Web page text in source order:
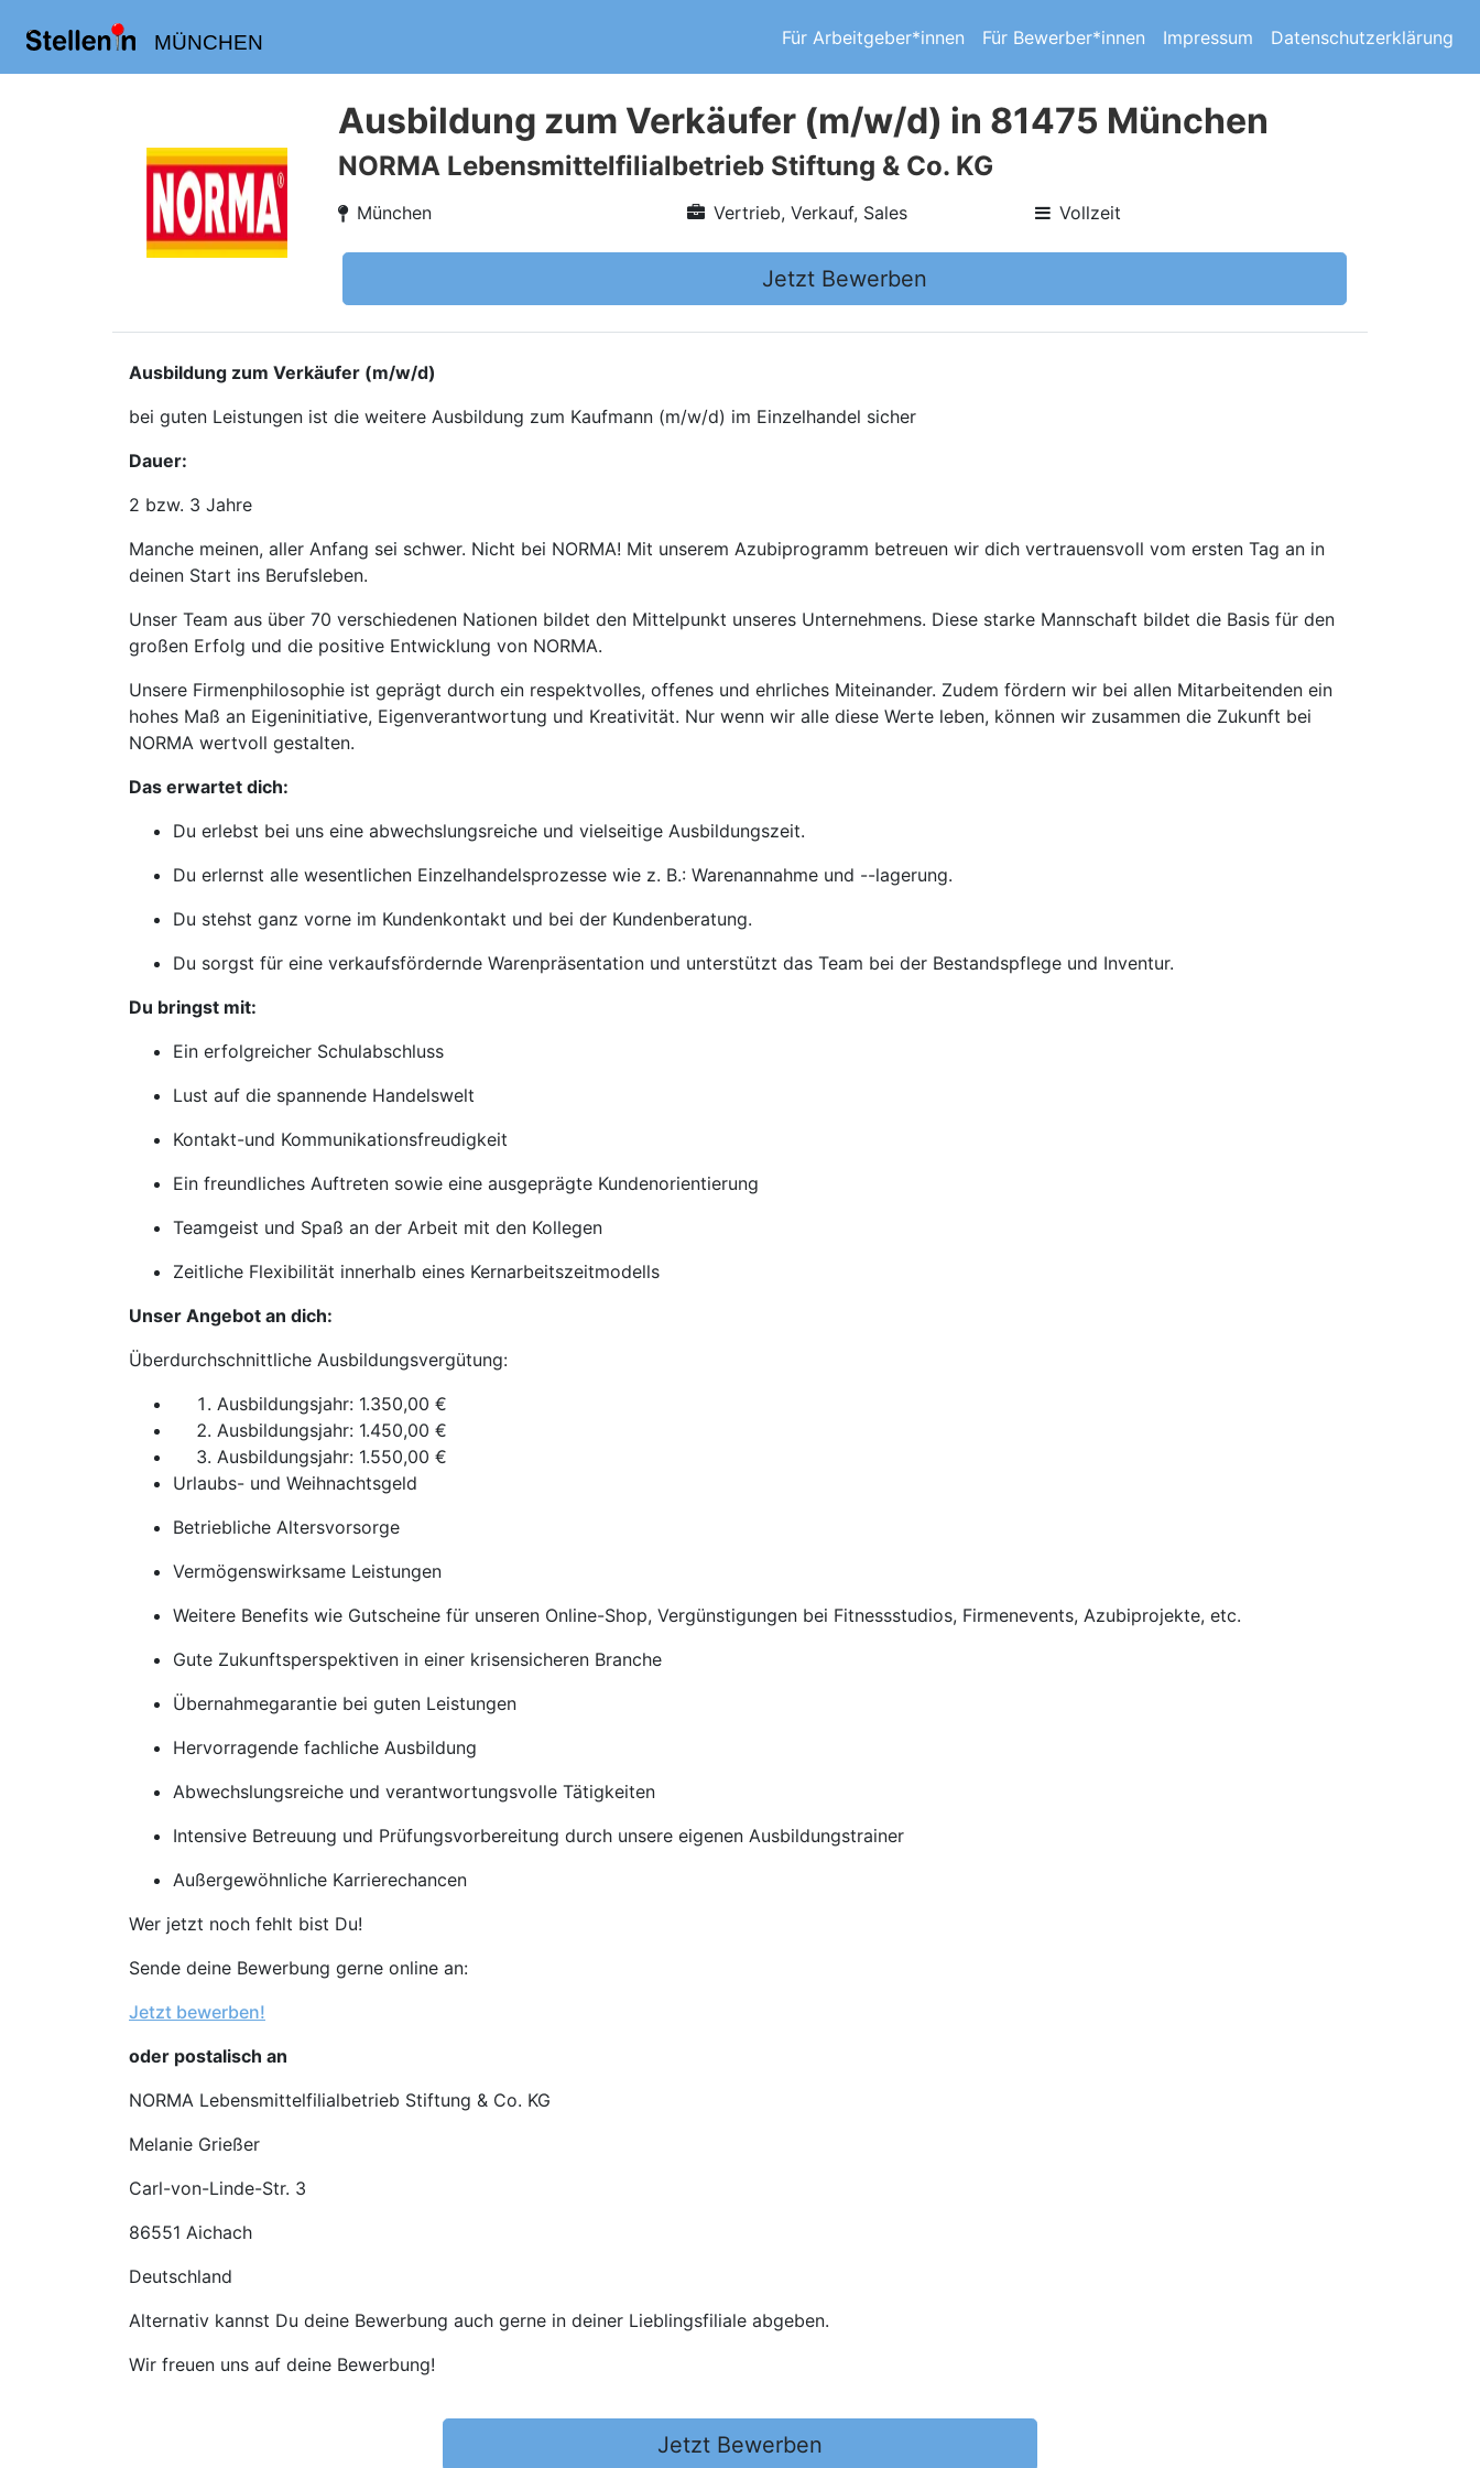
MÜNCHEN Für Arbeitgeber*innen Für Bewerber*innen Impressum Datenschutzerklärung
Ausbildung zum Verkäufer (m/w/d) in 81475 München
NORMA Lebensmittelfilialbetrieb Stiftung & Co. KG
München Vertrieb, Verkauf, Sales Vollzeit
Jetzt Bewerben
Ausbildung zum Verkäufer (m/w/d)
bei guten Leistungen ist die weitere Ausbildung zum Kaufmann (m/w/d) im Einzelhandel sicher
Dauer:
2 bzw. 3 Jahre
Manche meinen, aller Anfang sei schwer. Nicht bei NORMA! Mit unserem Azubiprogramm betreuen wir dich vertrauensvoll vom ersten Tag an in
deinen Start ins Berufsleben.
Unser Team aus über 70 verschiedenen Nationen bildet den Mittelpunkt unseres Unternehmens. Diese starke Mannschaft bildet die Basis für den
großen Erfolg und die positive Entwicklung von NORMA.
Unsere Firmenphilosophie ist geprägt durch ein respektvolles, offenes und ehrliches Miteinander. Zudem fördern wir bei allen Mitarbeitenden ein
hohes Maß an Eigeninitiative, Eigenverantwortung und Kreativität. Nur wenn wir alle diese Werte leben, können wir zusammen die Zukunft bei
NORMA wertvoll gestalten.
Das erwartet dich:
Du erlebst bei uns eine abwechslungsreiche und vielseitige Ausbildungszeit.
Du erlernst alle wesentlichen Einzelhandelsprozesse wie z. B.: Warenannahme und --lagerung.
Du stehst ganz vorne im Kundenkontakt und bei der Kundenberatung.
Du sorgst für eine verkaufsfördernde Warenpräsentation und unterstützt das Team bei der Bestandspflege und Inventur.
Du bringst mit:
Ein erfolgreicher Schulabschluss
Lust auf die spannende Handelswelt
Kontakt-und Kommunikationsfreudigkeit
Ein freundliches Auftreten sowie eine ausgeprägte Kundenorientierung
Teamgeist und Spaß an der Arbeit mit den Kollegen
Zeitliche Flexibilität innerhalb eines Kernarbeitszeitmodells
Unser Angebot an dich:
Überdurchschnittliche Ausbildungsvergütung:
Ausbildungsjahr: 1.350,00 €
Ausbildungsjahr: 1.450,00 €
Ausbildungsjahr: 1.550,00 €
Urlaubs- und Weihnachtsgeld
Betriebliche Altersvorsorge
Vermögenswirksame Leistungen
Weitere Benefits wie Gutscheine für unseren Online-Shop, Vergünstigungen bei Fitnessstudios, Firmenevents, Azubiprojekte, etc.
Gute Zukunftsperspektiven in einer krisensicheren Branche
Übernahmegarantie bei guten Leistungen
Hervorragende fachliche Ausbildung
Abwechslungsreiche und verantwortungsvolle Tätigkeiten
Intensive Betreuung und Prüfungsvorbereitung durch unsere eigenen Ausbildungstrainer
Außergewöhnliche Karrierechancen
Wer jetzt noch fehlt bist Du!
Sende deine Bewerbung gerne online an:
Jetzt bewerben!
oder postalisch an
NORMA Lebensmittelfilialbetrieb Stiftung & Co. KG
Melanie Grießer
Carl-von-Linde-Str. 3
86551 Aichach
Deutschland
Alternativ kannst Du deine Bewerbung auch gerne in deiner Lieblingsfiliale abgeben.
Wir freuen uns auf deine Bewerbung!
Jetzt Bewerben